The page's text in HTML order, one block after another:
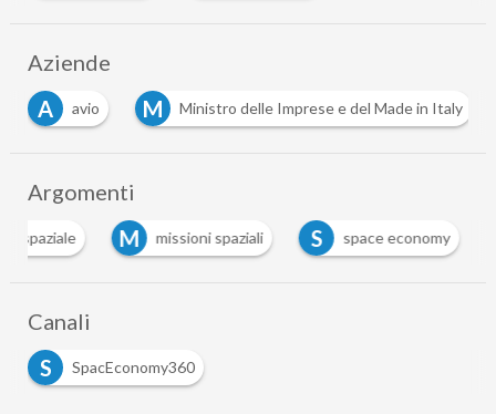
Aziende
A
avio M Ministro delle Imprese e del Made in Italy
Argomenti
spaziale M missioni spaziali S space economy
Canali
S
SpacEconomy360